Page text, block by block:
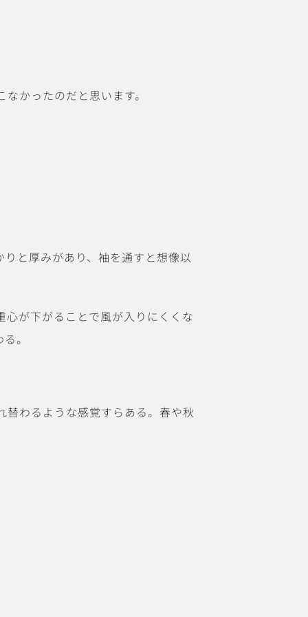
かったのだと思います。
と厚みがあり、袖を通すと想像以
が下がることで風が入りにくくな
。
わるような感覚すらある。春や秋